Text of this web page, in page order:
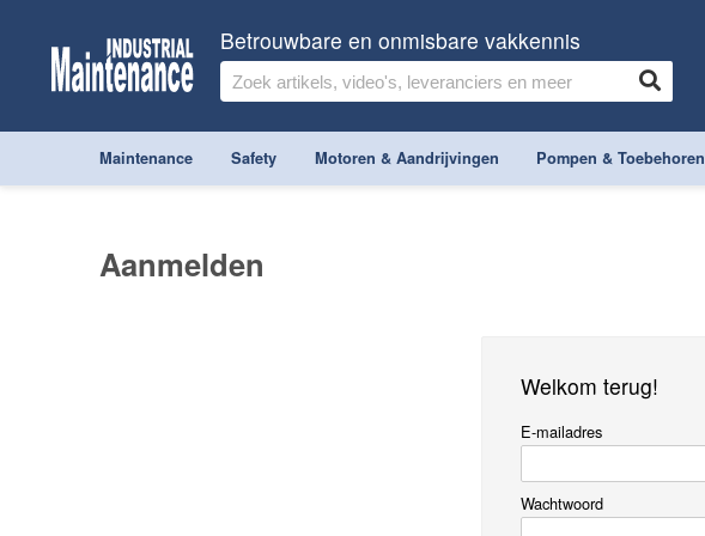
Betrouwbare en onmisbare vakkennis
Maintenance Safety Motoren & Aandrijvingen Pompen & Toebehoren
Aanmelden
Welkom terug!
E-mailadres
Wachtwoord